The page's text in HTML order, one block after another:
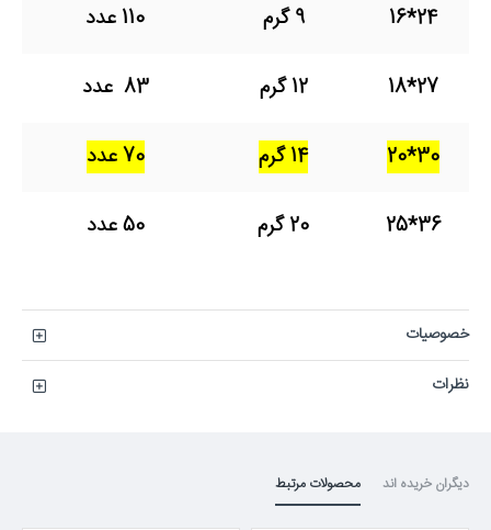
24*16 9 گرم 110 عدد
27*18 12 گرم 83 عدد
30*20 14 گرم 70 عدد
36*25 20 گرم 50 عدد
خصوصیات
نظرات
دیگران خریده اند محصولات مرتبط